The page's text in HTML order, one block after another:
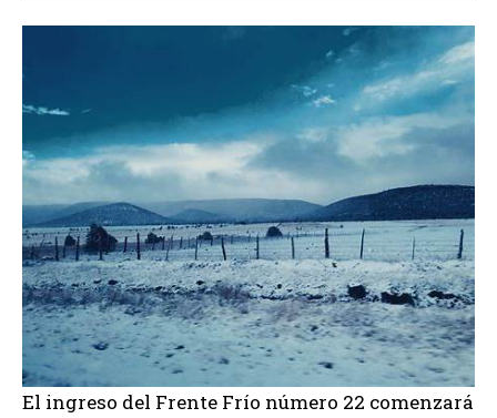
El ingreso del Frente Frío número 22 comenzará